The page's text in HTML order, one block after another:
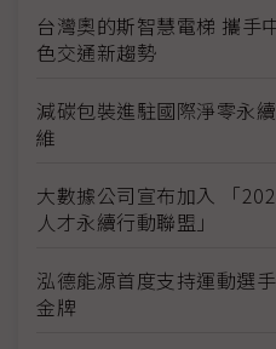
台灣奧的斯智慧電梯 攜手
色交通新趨勢
減碳包裝進駐國際淨零永
維
大數據公司宣布加入 「
人才永續行動聯盟」
泓德能源首度支持運動選
金牌